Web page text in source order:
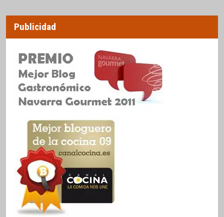
Publicidad